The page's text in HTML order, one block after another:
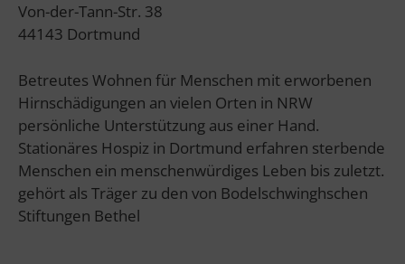
Von-der-Tann-Str. 38
44143 Dortmund
Betreutes Wohnen für Menschen mit erworbenen
Hirnschädigungen an vielen Orten in NRW
persönliche Unterstützung aus einer Hand.
Stationäres Hospiz in Dortmund erfahren sterbende
Menschen ein menschenwürdiges Leben bis zuletzt.
gehört als Träger zu den von Bodelschwinghschen
Stiftungen Bethel